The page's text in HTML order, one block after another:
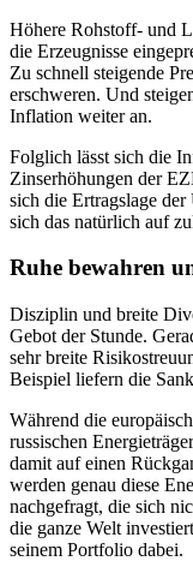
Höhere Rohstoff- und
die Erzeugnisse
Zu schnell steigende
erschweren. Und
Inflation weiter an.
Folglich lässt sich die
Zinserhöhungen der
sich die Ertragslage
sich das natürlich auf
Ruhe bewahren
Disziplin und breite
Gebot der Stunde.
sehr breite
Beispiel liefern die
Während die
russischen
damit auf einen
werden genau diese
nachgefragt, die sich
die ganze Welt
seinem Portfolio dabei.